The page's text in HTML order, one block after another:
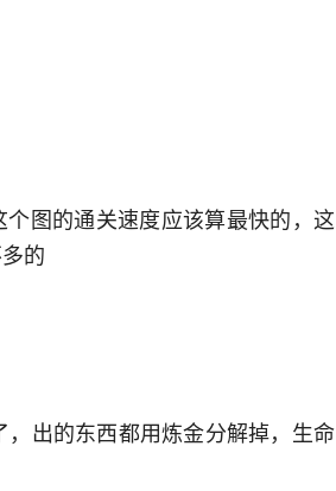
图的通关速度应该算最快的，这
的
出的东西都用炼金分解掉，生命